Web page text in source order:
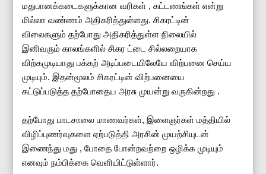
மதுபானக்கடைகளுக்கான வரிகள் , கட்டணங்கள் என்று
மில்லா வண்ணம் அதிகரித்துள்ளது. சிகரட்டின்
விலைகளும் தற்போது அதிகரித்துள்ள நிலையில்
இனிவரும் காலங்களில் சிகர ட்டை சில்லறையாக
விற்கமுடியாது பக்கற் அடிப்படையிலேயே விற்பனை செய்ய
முடியும். இதன்மூலம் சிகரட்டின் விற்பனையை
கட்டுப்படுத்த தற்போதைய அரசு முயன்று வருகின்றது .
தற்போது பாடசாலை மாணவர்கள், இளைஞர்கள் மத்தியில்
விழிப்புணர்வுகளை ஏற்படுத்தி அரசின் முயற்சியுடன்
இணைந்து மது , போதை போன்றவற்றை ஒழிக்க முடியும்
எனவும் நம்பிக்கை வெளியிட்டுள்ளார்.